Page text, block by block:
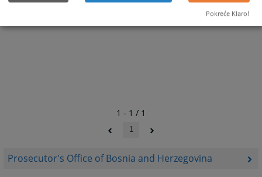
Prosecutor's Office of Bosnia and Herzegovina
1 - 1 / 1
1
Pokreće Klaro!